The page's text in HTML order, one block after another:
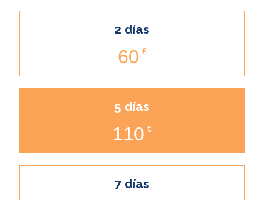
2 días
60 €
5 días
110 €
7 días